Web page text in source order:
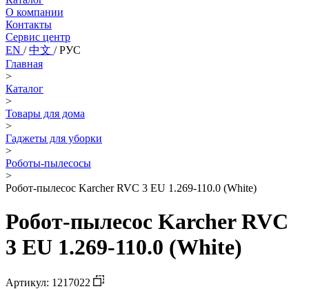
О компании
Контакты
Сервис центр
EN /中文 /РУС
Главная
>
Каталог
>
Товары для дома
>
Гаджеты для уборки
>
Роботы-пылесосы
>
Робот-пылесос Karcher RVC 3 EU 1.269-110.0 (White)
Робот-пылесос Karcher RVC
3 EU 1.269-110.0 (White)
Артикул: 1217022